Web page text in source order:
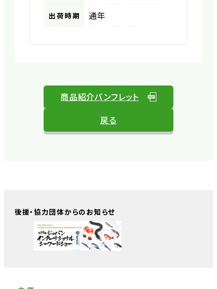
出荷時期 通年
商品紹介パンフレット
戻る
後援・協力団体からのお知らせ